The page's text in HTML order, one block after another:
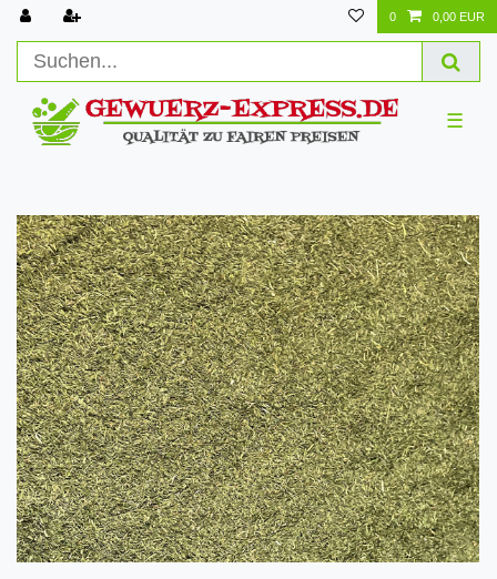
0 0,00 EUR
☰